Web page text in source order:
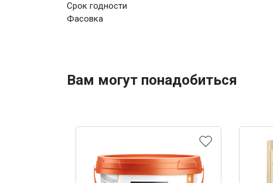
Срок годности
Фасовка
Вам могут понадобиться